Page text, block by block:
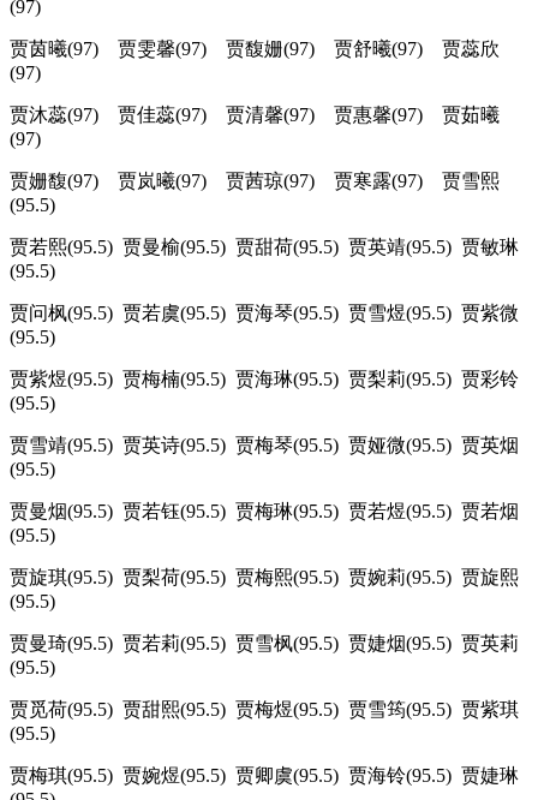
(97)
贾茵曦(97) 贾雯馨(97) 贾馥姗(97) 贾舒曦(97) 贾蕊欣
(97)
贾沐蕊(97) 贾佳蕊(97) 贾清馨(97) 贾惠馨(97) 贾茹曦
(97)
贾姗馥(97) 贾岚曦(97) 贾茜琼(97) 贾寒露(97) 贾雪熙
(95.5)
贾若熙(95.5) 贾曼榆(95.5) 贾甜荷(95.5) 贾英靖(95.5) 贾敏琳
(95.5)
贾问枫(95.5) 贾若虞(95.5) 贾海琴(95.5) 贾雪煜(95.5) 贾紫微
(95.5)
贾紫煜(95.5) 贾梅楠(95.5) 贾海琳(95.5) 贾梨莉(95.5) 贾彩铃
(95.5)
贾雪靖(95.5) 贾英诗(95.5) 贾梅琴(95.5) 贾娅微(95.5) 贾英烟
(95.5)
贾曼烟(95.5) 贾若钰(95.5) 贾梅琳(95.5) 贾若煜(95.5) 贾若烟
(95.5)
贾旋琪(95.5) 贾梨荷(95.5) 贾梅熙(95.5) 贾婉莉(95.5) 贾旋熙
(95.5)
贾曼琦(95.5) 贾若莉(95.5) 贾雪枫(95.5) 贾婕烟(95.5) 贾英莉
(95.5)
贾觅荷(95.5) 贾甜熙(95.5) 贾梅煜(95.5) 贾雪筠(95.5) 贾紫琪
(95.5)
贾梅琪(95.5) 贾婉煜(95.5) 贾卿虞(95.5) 贾海铃(95.5) 贾婕琳